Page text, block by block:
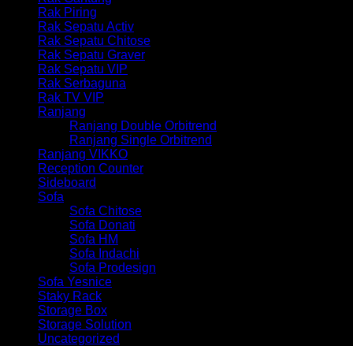
Rak Piring
Rak Sepatu Activ
Rak Sepatu Chitose
Rak Sepatu Graver
Rak Sepatu VIP
Rak Serbaguna
Rak TV VIP
Ranjang
Ranjang Double Orbitrend
Ranjang Single Orbitrend
Ranjang VIKKO
Reception Counter
Sideboard
Sofa
Sofa Chitose
Sofa Donati
Sofa HM
Sofa Indachi
Sofa Prodesign
Sofa Yesnice
Staky Rack
Storage Box
Storage Solution
Uncategorized